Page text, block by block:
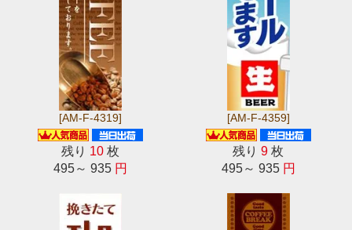
[AM-F-4319]
残り 10枚
495～ 935 円
[AM-F-4359]
残り9 枚
495～ 935 円